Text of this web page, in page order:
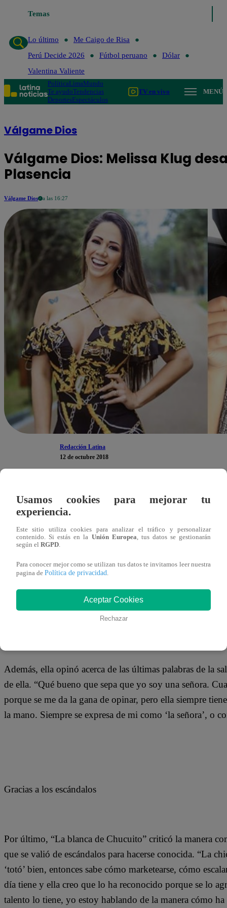
Temas
Lo último
Me Caigo de Risa
Perú Decide 2026
Fútbol peruano
Dólar
Valentina Valiente
PolíticaLimaMundo
Te ayudoTendencias
DeportesEspectáculos
TV en vivo MENÚ
Válgame Dios
Válgame Dios: Melissa Klug
Plasencia
Válgame Dios a las 16:27
Redacción Latina
12 de octubre 2018
Luego de que Jessica Newton confesara que había
las concursantes del Miss Perú, muchos se
desaprovecha ninguna oportunidad para dejar en claro
“Si la señora Newton ha dicho eso, es su elección, es lo
bien triste elegir a una persona que ha robado el marido
Dios, dejando un mensaje directo a la cantante.
Además, ella opinó acerca de las últimas palabras de la
de ella. “Qué bueno que sepa que yo soy una señora.
porque se me da la gana de opinar, pero ella siempre
la mano. Siempre se expresa de mi como ‘la señora’, o
Gracias a los escándalos
Por último, “La blanca de Chucuito” criticó la manera
que se valió de escándalos para hacerse conocida. “La
‘totó’ bien, entonces sabe cómo marketearse, cómo
día tiene y ella creo que lo ha reconocido porque se lo
talento lo tiene, yo estoy hablando de la manera cómo ha
Usamos cookies para mejorar tu
experiencia.
Este sitio utiliza cookies para analizar el tráfico y personalizar
contenido. Si estás en la Unión Europea, tus datos se gestionarán
según el RGPD.
Para conocer mejor como se utilizan tus datos te invitamos leer nuestra
pagina de Política de privacidad.
Aceptar Cookies
Rechazar